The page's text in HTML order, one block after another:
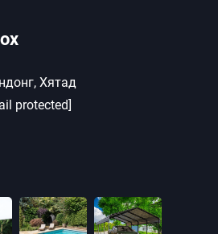
Хятад
protected]